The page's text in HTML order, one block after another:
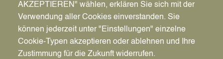
Ort
Haus Vogelsang
Vogelsangweg 21-23
45711 Datteln
Deutschland
AKZEPTIEREN" wählen, erklären Sie sich mit der
Verwendung aller Cookies einverstanden. Sie
können jederzeit unter "Einstellungen" einzelne
Cookie-Typen akzeptieren oder ablehnen und Ihre
Zustimmung für die Zukunft widerrufen.